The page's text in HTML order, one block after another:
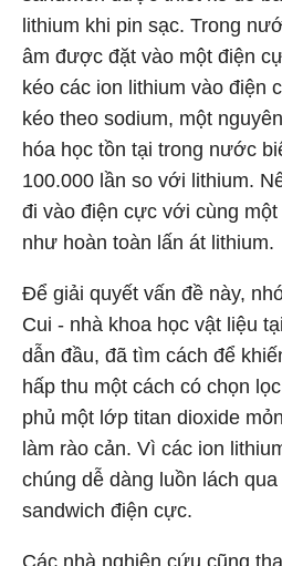
lithium khi pin sạc. Trong
âm được đặt vào một điện
kéo các ion lithium vào điện
kéo theo sodium, một
hóa học tồn tại trong nước
100.000 lần so với lithium.
đi vào điện cực với cùng
như hoàn toàn lấn át lithium.
Để giải quyết vấn đề này,
Cui - nhà khoa học vật liệu
dẫn đầu, đã tìm cách để
hấp thu một cách có chọn
phủ một lớp titan dioxide
làm rào cản. Vì các ion
chúng dễ dàng luồn lách
sandwich điện cực.
Các nhà nghiên cứu cũng